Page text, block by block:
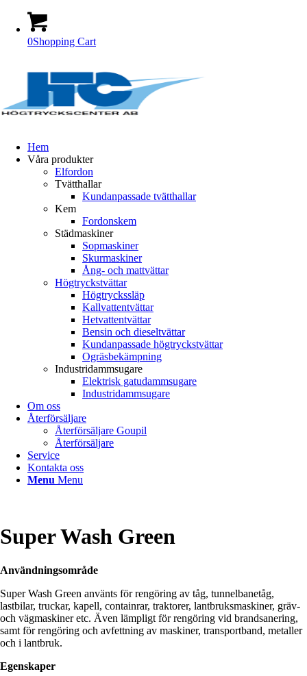
0Shopping Cart
Hem
Våra produkter
Elfordon
Tvätthallar
Kundanpassade tvätthallar
Kem
Fordonskem
Städmaskiner
Sopmaskiner
Skurmaskiner
Ång- och mattvättar
Högtryckstvättar
Högtryckssläp
Kallvattentvättar
Hetvattentvättar
Bensin och dieseltvättar
Kundanpassade högtryckstvättar
Ogräsbekämpning
Industridammsugare
Elektrisk gatudammsugare
Industridammsugare
Om oss
Återförsäljare
Återförsäljare Goupil
Återförsäljare
Service
Kontakta oss
Menu Menu
Super Wash Green
Användningsområde
Super Wash Green använts för rengöring av tåg, tunnelbanetåg,
lastbilar, truckar, kapell, containrar, traktorer, lantbruksmaskiner, gräv-
och vägmaskiner etc. Även lämpligt för rengöring vid brandsanering,
samt för rengöring och avfettning av maskiner, transportband, metaller
och i lantbruk.
Egenskaper